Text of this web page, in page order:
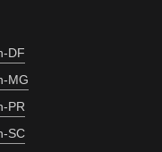
DF
MG
PR
SC